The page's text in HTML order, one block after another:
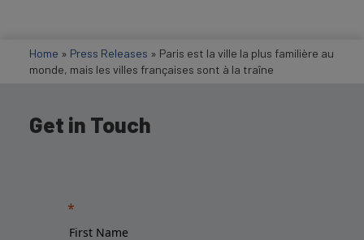
Home » Press Releases » Paris est la ville la plus familière au
monde, mais les villes françaises sont à la traîne
Get in Touch